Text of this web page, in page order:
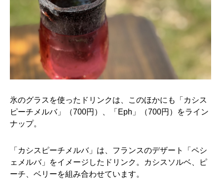
氷のグラスを使ったドリンクは、このほかにも「カシス
ピーチメルバ」（700円）、「Eph」（700円）をライン
ナップ。
「カシスピーチメルバ」は、フランスのデザート「ペシ
ェメルバ」をイメージしたドリンク。カシスソルベ、ピ
ーチ、ベリーを組み合わせています。